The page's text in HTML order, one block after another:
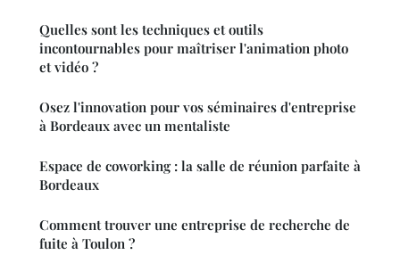
Quelles sont les techniques et outils
incontournables pour maîtriser l'animation photo
et vidéo ?
Osez l'innovation pour vos séminaires d'entreprise
à Bordeaux avec un mentaliste
Espace de coworking : la salle de réunion parfaite à
Bordeaux
Comment trouver une entreprise de recherche de
fuite à Toulon ?